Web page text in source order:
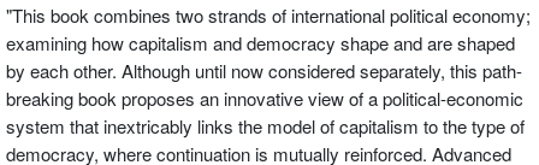
"This book combines two strands of international political economy;
examining how capitalism and democracy shape and are shaped
by each other. Although until now considered separately, this path-
breaking book proposes an innovative view of a political-economic
system that inextricably links the model of capitalism to the type of
democracy, where continuation is mutually reinforced. Advanced